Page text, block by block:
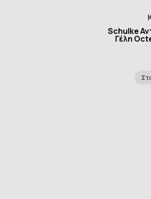
Schulke
Γέλη